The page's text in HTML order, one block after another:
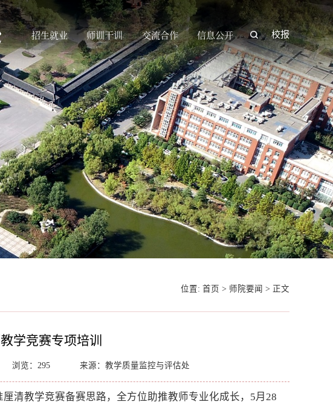
招生就业 师训干训 交流合作 信息公开 校报
位置: 首页 > 师院要闻 > 正文
学竞赛专项培训
浏览： 295 来源：教学质量监控与评估处
清教学竞赛备赛思路，全方位助推教师专业化成长，5月28